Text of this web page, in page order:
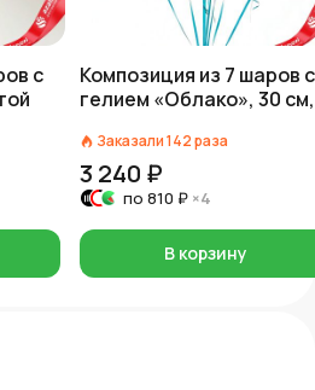
с
Композиция из 7 шаров с
гелием «Облако», 30 см,
Заказали142раза
3 240 ₽
по 810 ₽ ×4
В корзину